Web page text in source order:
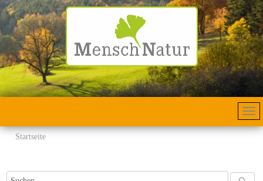
Startseite